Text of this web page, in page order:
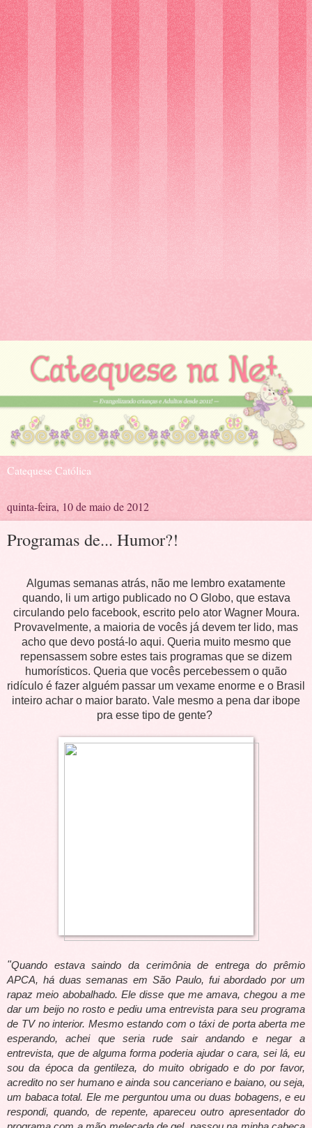
Catequese Católica
quinta-feira, 10 de maio de 2012
Programas de... Humor?!
Algumas semanas atrás, não me lembro exatamente
quando, li um artigo publicado no O Globo, que estava
circulando pelo facebook, escrito pelo ator Wagner Moura.
Provavelmente, a maioria de vocês já devem ter lido, mas
acho que devo postá-lo aqui. Queria muito mesmo que
repensassem sobre estes tais programas que se dizem
humorísticos. Queria que vocês percebessem o quão
ridículo é fazer alguém passar um vexame enorme e o Brasil
inteiro achar o maior barato. Vale mesmo a pena dar ibope
pra esse tipo de gente?
"Quando estava saindo da cerimônia de entrega do prêmio
APCA, há duas semanas em São Paulo, fui abordado por um
rapaz meio abobalhado. Ele disse que me amava, chegou a me
dar um beijo no rosto e pediu uma entrevista para seu programa
de TV no interior. Mesmo estando com o táxi de porta aberta me
esperando, achei que seria rude sair andando e negar a
entrevista, que de alguma forma poderia ajudar o cara, sei lá, eu
sou da época da gentileza, do muito obrigado e do por favor,
acredito no ser humano e ainda sou canceriano e baiano, ou seja,
um babaca total. Ele me perguntou uma ou duas bobagens, e eu
respondi, quando, de repente, apareceu outro apresentador do